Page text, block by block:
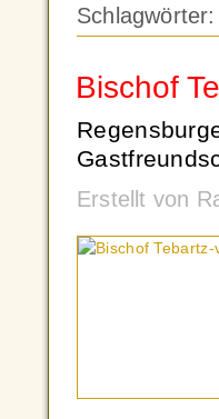
Schlagwörter:
Bischof
Erstellt von